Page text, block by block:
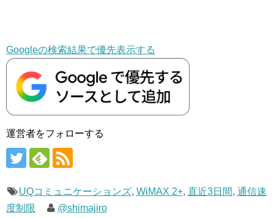
Googleの検索結果で優先表示する
運営者をフォローする
UQコミュニケーションズ, WiMAX 2+, 直近3日間, 通信速
度制限
@shimajiro